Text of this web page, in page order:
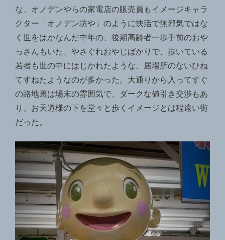
な、オノデンやらの家電店の販売員もイメージキャラ
クター「オノデン坊や」のように快活で無邪気ではな
く世をはかなんだ中年の、後期高齢者一歩手前のおや
っさんもいた、やさぐれおやじばかりで、歩いている
若者も世の中にはじかれたような、居場所のないひね
てすねたようなのが多かった。大通りから入ってすぐ
の路地裏は場末の雰囲気で、ダークな値引き交渉もあ
り、お天道様の下を堂々と歩くイメージとは程遠い街
だった。